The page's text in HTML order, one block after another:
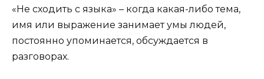
«Не сходить с языка» – когда какая-либо тема,
имя или выражение занимает умы людей,
постоянно упоминается, обсуждается в
разговорах.